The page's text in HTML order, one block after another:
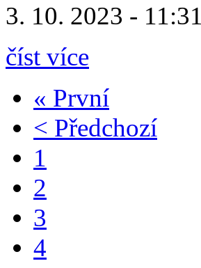
3. 10. 2023 - 11:31
číst více
« První
< Předchozí
1
2
3
4